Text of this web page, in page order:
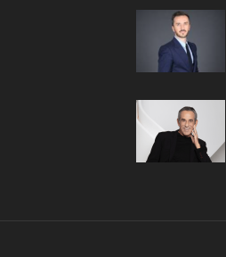
crise
quantity